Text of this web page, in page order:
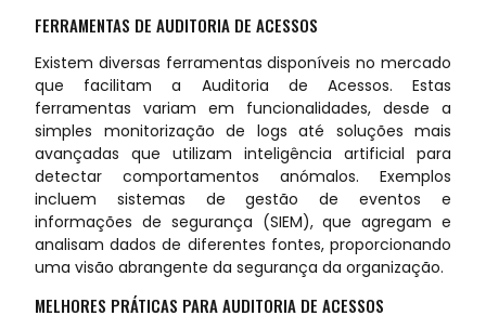
FERRAMENTAS DE AUDITORIA DE ACESSOS
Existem diversas ferramentas disponíveis no mercado
que facilitam a Auditoria de Acessos. Estas
ferramentas variam em funcionalidades, desde a
simples monitorização de logs até soluções mais
avançadas que utilizam inteligência artificial para
detectar comportamentos anómalos. Exemplos
incluem sistemas de gestão de eventos e
informações de segurança (SIEM), que agregam e
analisam dados de diferentes fontes, proporcionando
uma visão abrangente da segurança da organização.
MELHORES PRÁTICAS PARA AUDITORIA DE ACESSOS